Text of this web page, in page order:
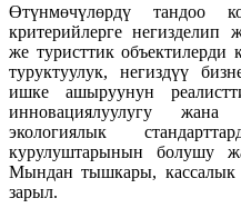
Өтүнмөчүлөрдү тандоо
критерийлерге негизделип
же туристтик
туруктуулук, негиздүү
ишке ашыруунун
инновациялуулугу
экологиялык
курулуштарынын болушу
Мындан тышкары,
зарыл.